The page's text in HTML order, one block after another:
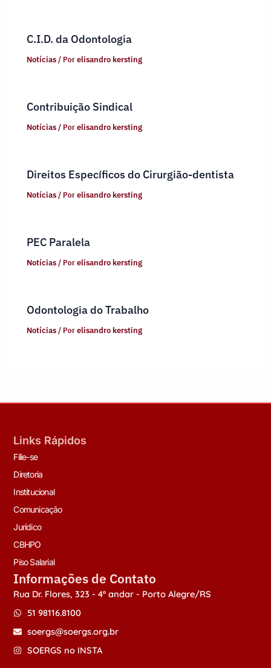
C.I.D. da Odontologia
Notícias/ Porelisandro kersting
Contribuição Sindical
Notícias/ Porelisandro kersting
Direitos Específicos do Cirurgião-dentista
Notícias/ Porelisandro kersting
PEC Paralela
Notícias/ Porelisandro kersting
Odontologia do Trabalho
Notícias/ Porelisandro kersting
Links Rápidos
Filie-se
Diretoria
Institucional
Comunicação
Jurídico
CBHPO
Piso Salarial
Informações de Contato
Rua Dr. Flores, 323 - 4º andar - Porto Alegre/RS
51 98116.8100
soergs@soergs.org.br
SOERGS no INSTA